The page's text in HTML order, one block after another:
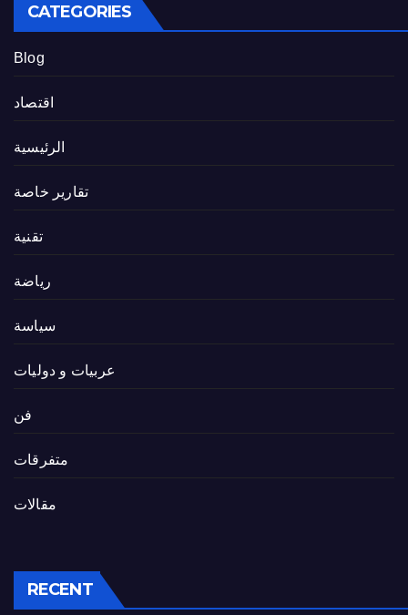
CATEGORIES
Blog
اقتصاد
الرئيسية
تقارير خاصة
تقنية
رياضة
سياسة
عربيات و دوليات
فن
متفرقات
مقالات
RECENT